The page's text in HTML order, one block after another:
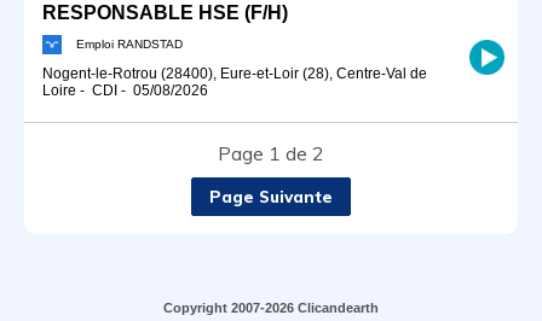
RESPONSABLE HSE (F/H)
Emploi RANDSTAD
Nogent-le-Rotrou (28400), Eure-et-Loir (28), Centre-Val de
Loire - CDI - 05/08/2026
Page 1 de 2
Page Suivante
Copyright 2007-2026 Clicandearth